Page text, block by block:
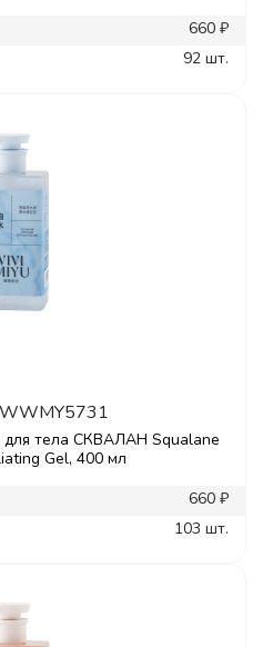
660 ₽
92 шт.
WWMY5731
для тела СКВАЛАН Squalane
Gel, 400 мл
660 ₽
103 шт.